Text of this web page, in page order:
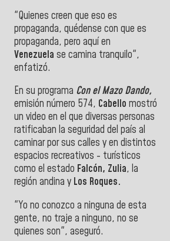
"Quienes creen que eso es
propaganda, quédense con que es
propaganda, pero aquí en
Venezuela se camina tranquilo",
enfatizó.
En su programa Con el Mazo Dando,
emisión número 574, Cabello mostró
un video en el que diversas personas
ratificaban la seguridad del país al
caminar por sus calles y en distintos
espacios recreativos - turísticos
como el estado Falcón, Zulia, la
región andina y Los Roques.
"Yo no conozco a ninguna de esta
gente, no traje a ninguno, no se
quienes son", aseguró.